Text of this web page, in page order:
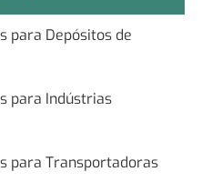
para Depósitos de
para Indústrias
para Transportadoras